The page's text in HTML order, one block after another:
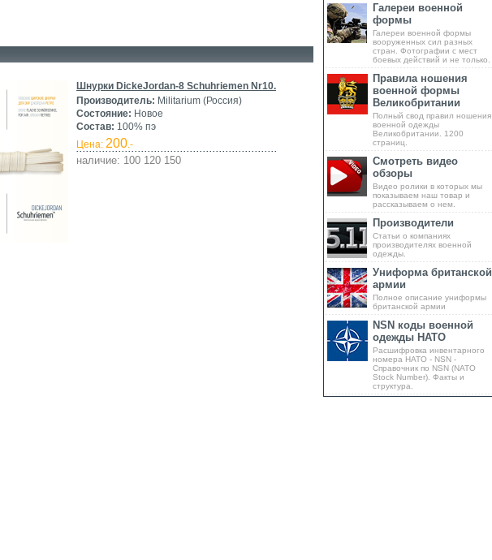
Шнурки DickeJordan-8 Schuhriemen Nr10.
Производитель: Militarium (Россия)
Состояние: Новое
Состав: 100% пэ
Цена: 200.-
наличие: 100 120 150
Галереи военной
формы
Галереи военной формы
вооруженных сил разных
стран. Фотографии с мест
боевых действий и не только.
Правила ношения
военной формы
Великобритании
Полный свод правил ношения
военной одежды
Великобритании. 1200
страниц.
Смотреть видео
обзоры
Видео ролики в которых мы
показываем наш товар и
рассказываем о нем.
Производители
Статьи о компаниях
производителях военной
одежды.
Униформа британской
армии
Полное описание униформы
британской армии
NSN коды военной
одежды НАТО
Расшифровка инвентарного
номера НАТО - NSN -
Справочник по NSN (NATO
Stock Number). Факты и
структура.